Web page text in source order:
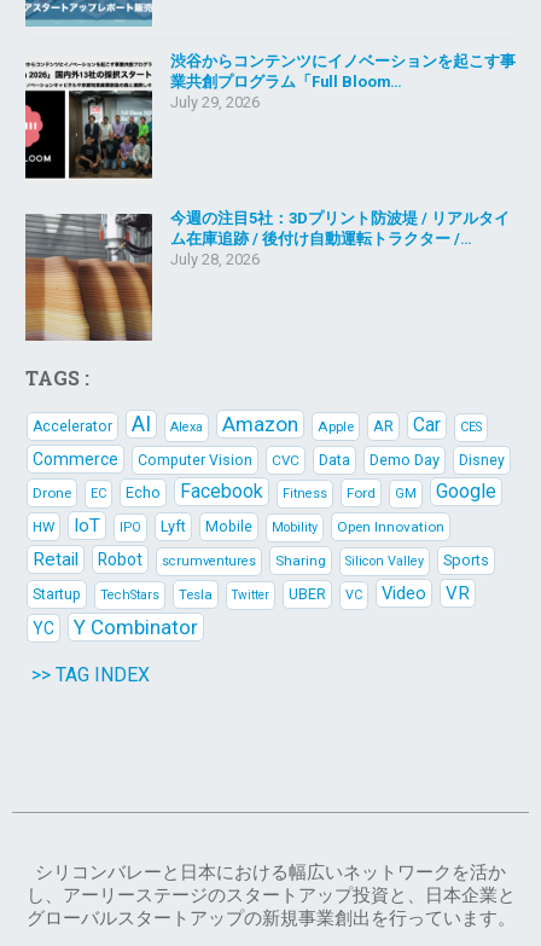
渋谷からコンテンツにイノベーションを起こす事
業共創プログラム「Full Bloom…
July 29, 2026
今週の注目5社：3Dプリント防波堤 / リアルタイ
ム在庫追跡 / 後付け自動運転トラクター /…
July 28, 2026
TAGS :
Accelerator AI Alexa Amazon Apple AR Car CES
Commerce Computer Vision CVC Data Demo Day
Disney
Drone
EC Echo Facebook Fitness Ford GM Google
HW IoT IPO Lyft Mobile Mobility Open Innovation
Retail Robot scrumventures Sharing Silicon Valley Sports
Startup TechStars Tesla Twitter UBER VC Video VR
YC Y Combinator
>> TAG INDEX
シリコンバレーと日本における幅広いネットワークを活か
し、アーリーステージのスタートアップ投資と、日本企業と
グローバルスタートアップの新規事業創出を行っています。